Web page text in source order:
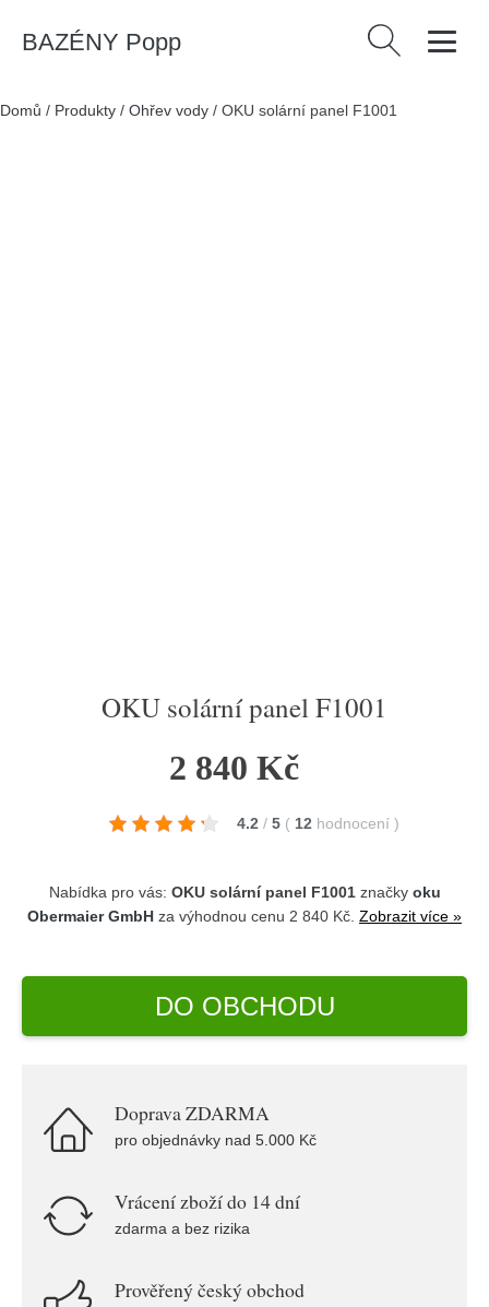
BAZÉNY Popp Vyhledávání
Domů / Produkty / Ohřev vody / OKU solární panel F1001
OKU solární panel F1001
2 840 Kč
4.2 / 5 ( 12 hodnocení )
Nabídka pro vás: OKU solární panel F1001značky oku
Obermaier GmbH za výhodnou cenu 2 840 Kč. Zobrazit více »
DO OBCHODU
Doprava ZDARMA
pro objednávky nad 5.000 Kč
Vrácení zboží do 14 dní
zdarma a bez rizika
Prověřený český obchod